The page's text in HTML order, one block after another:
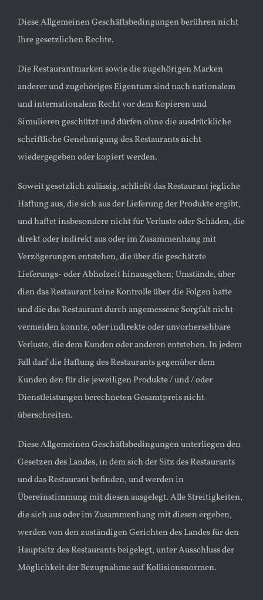
Diese Allgemeinen Geschäftsbedingungen berühren nicht
Ihre gesetzlichen Rechte.
Die Restaurantmarken sowie die zugehörigen Marken
anderer und zugehöriges Eigentum sind nach nationalem
und internationalem Recht vor dem Kopieren und
Simulieren geschützt und dürfen ohne die ausdrückliche
schriftliche Genehmigung des Restaurants nicht
wiedergegeben oder kopiert werden.
Soweit gesetzlich zulässig, schließt das Restaurant jegliche
Haftung aus, die sich aus der Lieferung der Produkte ergibt,
und haftet insbesondere nicht für Verluste oder Schäden, die
direkt oder indirekt aus oder im Zusammenhang mit
Verzögerungen entstehen, die über die geschätzte
Lieferungs- oder Abholzeit hinausgehen; Umstände, über
dien das Restaurant keine Kontrolle über die Folgen hatte
und die das Restaurant durch angemessene Sorgfalt nicht
vermeiden konnte, oder indirekte oder unvorhersehbare
Verluste, die dem Kunden oder anderen entstehen. In jedem
Fall darf die Haftung des Restaurants gegenüber dem
Kunden den für die jeweiligen Produkte / und / oder
Dienstleistungen berechneten Gesamtpreis nicht
überschreiten.
Diese Allgemeinen Geschäftsbedingungen unterliegen den
Gesetzen des Landes, in dem sich der Sitz des Restaurants
und das Restaurant befinden, und werden in
Übereinstimmung mit diesen ausgelegt. Alle Streitigkeiten,
die sich aus oder im Zusammenhang mit diesen ergeben,
werden von den zuständigen Gerichten des Landes für den
Hauptsitz des Restaurants beigelegt, unter Ausschluss der
Möglichkeit der Bezugnahme auf Kollisionsnormen.